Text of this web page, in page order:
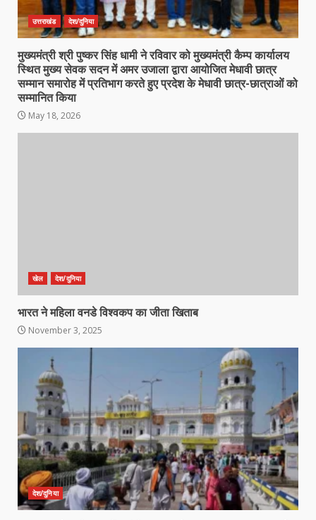
उत्तराखंड देश/दुनिया
मुख्यमंत्री श्री पुष्कर सिंह धामी ने रविवार को मुख्यमंत्री कैम्प कार्यालय
स्थित मुख्य सेवक सदन में अमर उजाला द्वारा आयोजित मेधावी छात्र
सम्मान समारोह में प्रतिभाग करते हुए प्रदेश के मेधावी छात्र-छात्राओं को
सम्मानित किया
May 18, 2026
खेल देश/दुनिया
भारत ने महिला वनडे विश्वकप का जीता खिताब
November 3, 2025
देश/दुनिया